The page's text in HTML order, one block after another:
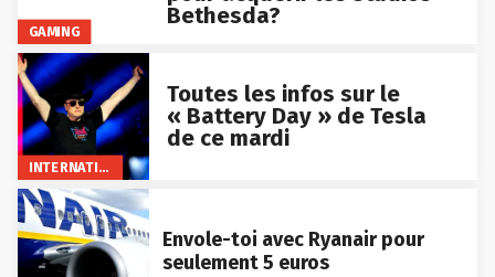
GAMING
Bethesda?
INTERNATIONAL
Toutes les infos sur le
« Battery Day » de Tesla
de ce mardi
Envole-toi avec Ryanair pour
seulement 5 euros